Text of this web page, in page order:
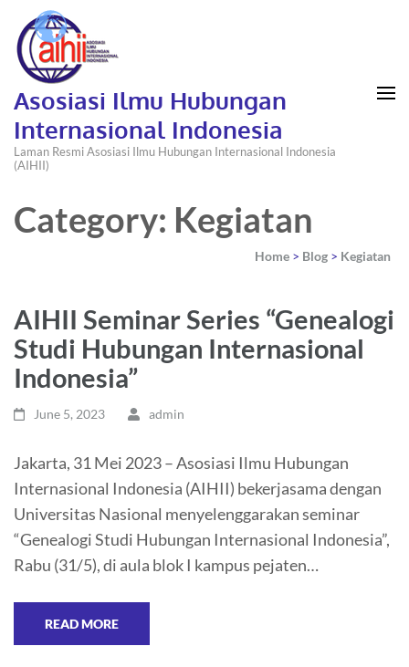
Asosiasi Ilmu Hubungan
Internasional Indonesia
Laman Resmi Asosiasi Ilmu Hubungan Internasional Indonesia
(AIHII)
Category: Kegiatan
Home > Blog > Kegiatan
AIHII Seminar Series “Genealogi
Studi Hubungan Internasional
Indonesia”
June 5, 2023 admin
Jakarta, 31 Mei 2023 – Asosiasi Ilmu Hubungan
Internasional Indonesia (AIHII) bekerjasama dengan
Universitas Nasional menyelenggarakan seminar
“Genealogi Studi Hubungan Internasional Indonesia”,
Rabu (31/5), di aula blok I kampus pejaten…
READ MORE